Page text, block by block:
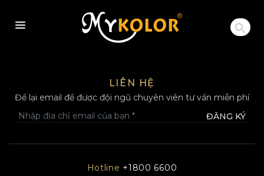
MYKOLOR
LIÊN HỆ
Để lại email để được đội ngũ chuyên viên tư vấn miễn phí
ĐĂNG KÝ
Hotline +1800 6600